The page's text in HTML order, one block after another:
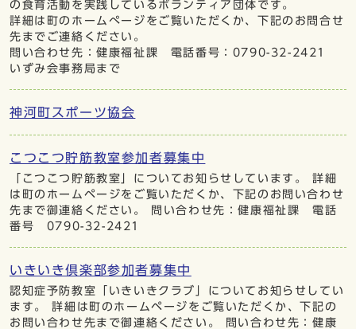
の食育活動を実践しているボランティア団体です。
詳細は町のホームぺージをご覧いただくか、下記のお問合せ
先までご連絡ください。
問い合わせ先：健康福祉課 電話番号：0790-32-2421
いずみ会事務局まで
神河町スポーツ協会
こつこつ貯筋教室参加者募集中
「こつこつ貯筋教室」についてお知らせしています。 詳細
は町のホームページをご覧いただくか、下記のお問い合わせ
先まで御連絡ください。 問い合わせ先：健康福祉課 電話
番号 0790-32-2421
いきいき倶楽部参加者募集中
認知症予防教室「いきいきクラブ」についてお知らせしてい
ます。 詳細は町のホームページをご覧いただくか、下記の
お問い合わせ先まで御連絡ください。 問い合わせ先：健康